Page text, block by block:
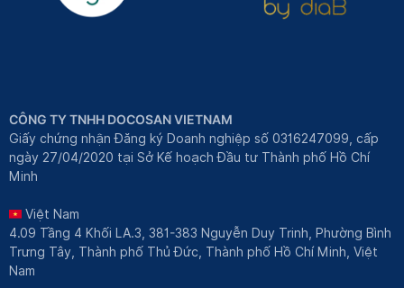
CÔNG TY TNHH DOCOSAN VIETNAM
Giấy chứng nhận Đăng ký Doanh nghiệp số 0316247099, cấp
ngày 27/04/2020 tại Sở Kế hoạch Đầu tư Thành phố Hồ Chí
Minh
Việt Nam
4.09 Tầng 4 Khối LA.3, 381-383 Nguyễn Duy Trinh, Phường Bình
Trưng Tây, Thành phố Thủ Đức, Thành phố Hồ Chí Minh, Việt
Nam